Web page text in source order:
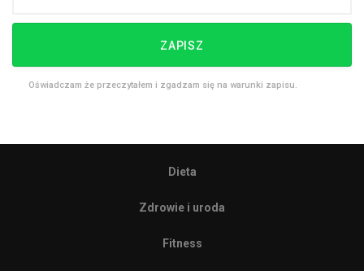
ZAPISZ
Oświadczam że przeczytałem i zgadzam się na warunki zapisu.
Dieta
Zdrowie i uroda
Fitness